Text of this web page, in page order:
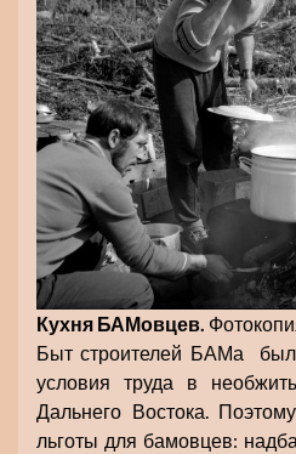
Кухня БАМовцев.
Быт строителей БАМа
условия труда в
Дальнего Востока.
льготы для бамовцев: